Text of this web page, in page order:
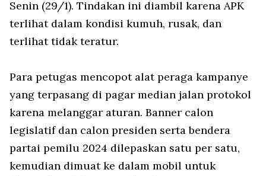
Senin (29/1). Tindakan ini diambil karena APK
terlihat dalam kondisi kumuh, rusak, dan
terlihat tidak teratur.
Para petugas mencopot alat peraga kampanye
yang terpasang di pagar median jalan protokol
karena melanggar aturan. Banner calon
legislatif dan calon presiden serta bendera
partai pemilu 2024 dilepaskan satu per satu,
kemudian dimuat ke dalam mobil untuk